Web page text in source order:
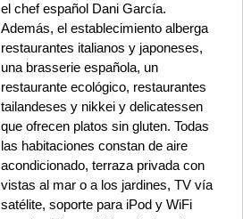
el chef español Dani García.
Además, el establecimiento alberga
restaurantes italianos y japoneses,
una brasserie española, un
restaurante ecológico, restaurantes
tailandeses y nikkei y delicatessen
que ofrecen platos sin gluten. Todas
las habitaciones constan de aire
acondicionado, terraza privada con
vistas al mar o a los jardines, TV vía
satélite, soporte para iPod y WiFi